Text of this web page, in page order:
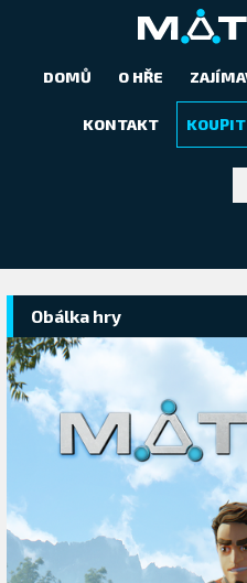
DOMŮ O HŘE
KONTAKT
Obálka hry